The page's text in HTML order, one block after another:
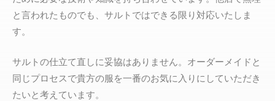
と言われたものでも、サルトではできる限り対応いたしま
す。
サルトの仕立て直しに妥協はありません。オーダーメイドと
同じプロセスで貴方の服を一番のお気に入りにしていただき
たいと考えています。